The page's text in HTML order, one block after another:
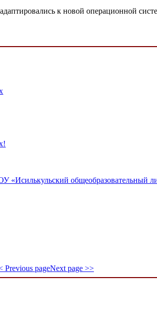
к новой операционной
«Исилькульский общеобразовательный
Previous pageNext page >>